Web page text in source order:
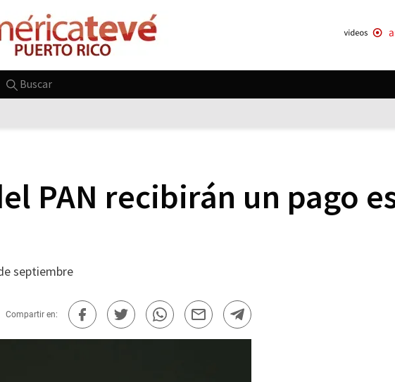
Buscar
PAN recibirán un pago
septiembre
Compartir en: